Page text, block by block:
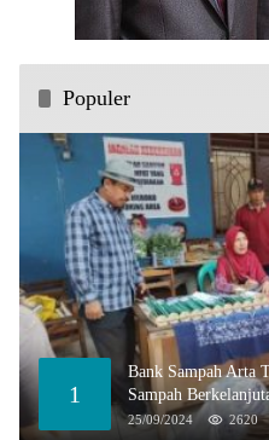
Populer
1
Bank Sampah Arta
Sampah
25/09/2024 2620